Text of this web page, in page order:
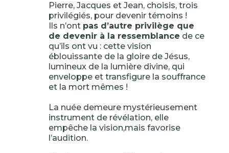
Pierre, Jacques et Jean, choisis, trois
privilégiés, pour devenir témoins !
Ils n’ont pas d’autre privilège que
de devenir à la ressemblance de ce
qu’ils ont vu : cette vision
éblouissante de la gloire de Jésus,
lumineux de la lumière divine, qui
enveloppe et transfigure la souffrance
et la mort mêmes !
La nuée demeure mystérieusement
instrument de révélation, elle
empêche la vision,mais favorise
l’audition.